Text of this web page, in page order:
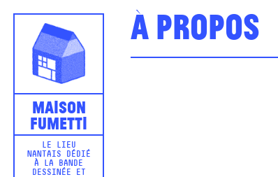
Maison
Fumetti
LE LIEU
NANTAIS DÉDIÉ
À LA BANDE
DESSINÉE ET
À propos